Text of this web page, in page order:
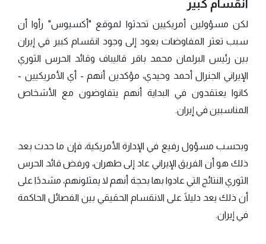
انقسام كبير
لكن مسؤولين أمريكيين تحدثوا لموقع "أكسيوس" رأوا أن
سبب تعثر المفاوضات يعود إلى وجود انقسام كبير في إيران
بين رئيس البرلمان محمد باقر قاليباف وقائد الحرس الثوري
الإيراني الجنرال أحمد وحيدي، مؤكدين أنهم - أي الأمريكيين -
كانوا يعتقدون في البداية أنهم يتفاوضون مع الأشخاص
المناسبين في إيران.
وبحسب مسؤول رفيع في الإدارة الأمريكية، فإن ما حدث بعد
ذلك هو أن الفريق الإيراني عاد إلى طهران، ورفض قائد الحرس
الثوري النتائج التي عادوا بها بحجة أنهم لا يمثلونهم، مشددًا على
أن ذلك يعد دليلًا على الانقسام الحقيقي بين الفصائل الحاكمة
في إيران.